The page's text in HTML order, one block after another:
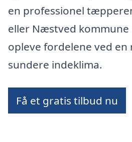
en professionel
eller Næstved kommune
opleve fordelene ved en
sundere indeklima.
Få et gratis tilbud nu